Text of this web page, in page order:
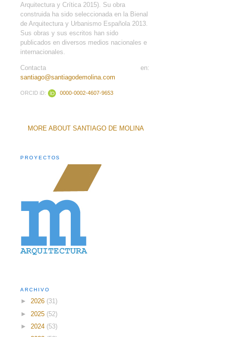
Arquitectura y Crítica 2015). Su obra
construida ha sido seleccionada en la Bienal
de Arquitectura y Urbanismo Española 2013.
Sus obras y sus escritos han sido
publicados en diversos medios nacionales e
internacionales.
Contacta en:
santiago@santiagodemolina.com
ORCID iD: 0000-0002-4607-9653
MORE ABOUT SANTIAGO DE MOLINA
PROYECTOS
ARCHIVO
►2026 (31)
► 2025 (52)
► 2024 (53)